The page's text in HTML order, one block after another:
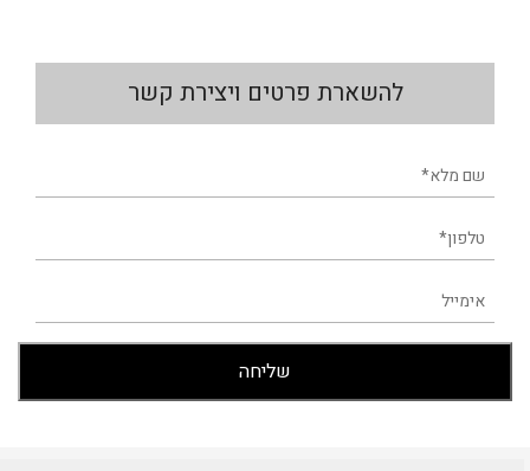
להשארת פרטים ויצירת קשר